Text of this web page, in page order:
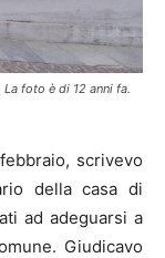
foto è di 12 anni fa.
scrivevo
della casa di
ad adeguarsi a
Giudicavo